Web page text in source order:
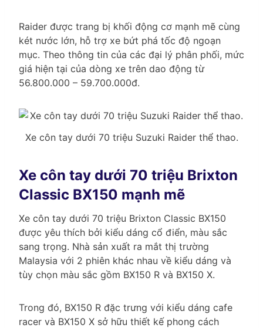
Raider được trang bị khối động cơ mạnh mẽ cùng
két nước lớn, hỗ trợ xe bứt phá tốc độ ngoạn
mục. Theo thông tin của các đại lý phân phối, mức
giá hiện tại của dòng xe trên dao động từ
56.800.000 – 59.700.000đ.
Xe côn tay dưới 70 triệu Suzuki Raider thể thao.
Xe côn tay dưới 70 triệu Brixton
Classic BX150 mạnh mẽ
Xe côn tay dưới 70 triệu Brixton Classic BX150
được yêu thích bởi kiểu dáng cổ điển, màu sắc
sang trọng. Nhà sản xuất ra mắt thị trường
Malaysia với 2 phiên khác nhau về kiểu dáng và
tùy chọn màu sắc gồm BX150 R và BX150 X.
Trong đó, BX150 R đặc trưng với kiểu dáng cafe
racer và BX150 X sở hữu thiết kế phong cách